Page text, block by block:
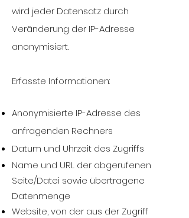
wird jeder Datensatz durch
Veränderung der IP-Adresse
anonymisiert.
Erfasste Informationen:
Anonymisierte IP-Adresse des
anfragenden Rechners
Datum und Uhrzeit des Zugriffs
Name und URL der abgerufenen
Seite/Datei sowie übertragene
Datenmenge
Website, von der aus der Zugriff